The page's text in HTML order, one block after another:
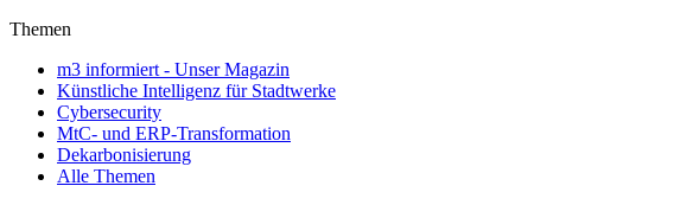
Themen
m3 informiert - Unser Magazin
Künstliche Intelligenz für Stadtwerke
Cybersecurity
MtC- und ERP-Transformation
Dekarbonisierung
Alle Themen